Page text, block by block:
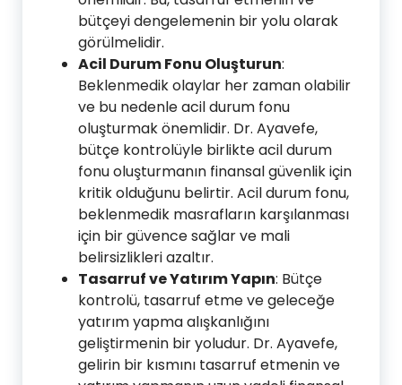
bütçeyi dengelemenin bir yolu olarak
görülmelidir.
Acil Durum Fonu Oluşturun:
Beklenmedik olaylar her zaman olabilir
ve bu nedenle acil durum fonu
oluşturmak önemlidir. Dr. Ayavefe,
bütçe kontrolüyle birlikte acil durum
fonu oluşturmanın finansal güvenlik için
kritik olduğunu belirtir. Acil durum fonu,
beklenmedik masrafların karşılanması
için bir güvence sağlar ve mali
belirsizlikleri azaltır.
Tasarruf ve Yatırım Yapın: Bütçe
kontrolü, tasarruf etme ve geleceğe
yatırım yapma alışkanlığını
geliştirmenin bir yoludur. Dr. Ayavefe,
gelirin bir kısmını tasarruf etmenin ve